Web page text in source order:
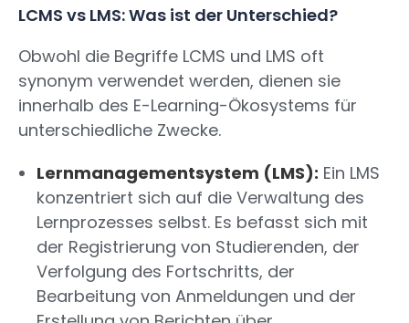
LCMS vs LMS: Was ist der Unterschied?
Obwohl die Begriffe LCMS und LMS oft
synonym verwendet werden, dienen sie
innerhalb des E-Learning-Ökosystems für
unterschiedliche Zwecke.
Lernmanagementsystem (LMS): Ein LMS
konzentriert sich auf die Verwaltung des
Lernprozesses selbst. Es befasst sich mit
der Registrierung von Studierenden, der
Verfolgung des Fortschritts, der
Bearbeitung von Anmeldungen und der